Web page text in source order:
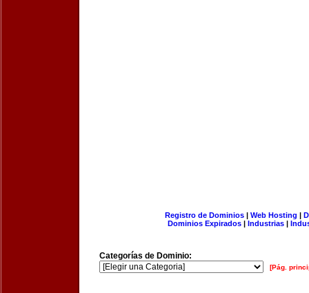
Registro de Dominios| Web Hosting |
Dominios Expirados | Industrias |
Categorías de Dominio:
[Pág.